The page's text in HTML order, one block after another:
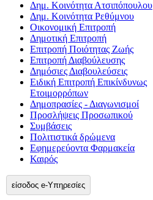
Δημ. Κοινότητα Ατσιπόπουλου
Δημ. Κοινότητα Ρεθύμνου
Οικονομική Επιτροπή
Δημοτική Επιτροπή
Επιτροπή Ποιότητας Ζωής
Επιτροπή Διαβούλευσης
Δημόσιες Διαβουλεύσεις
Ειδική Επιτροπή Επικίνδυνως
Ετοιμορρόπων
Δημοπρασίες - Διαγωνισμοί
Προσλήψεις Προσωπικού
Συμβάσεις
Πολιτιστικά δρώμενα
Εφημερεύοντα Φαρμακεία
Καιρός
είσοδος e-Υπηρεσίες